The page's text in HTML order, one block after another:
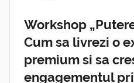
Workshop
Cum sa livrezi o
premium si sa
engagementul